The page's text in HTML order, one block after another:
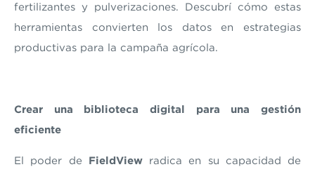
fertilizantes y pulverizaciones. Descubrí cómo estas
herramientas convierten los datos en estrategias
productivas para la campaña agrícola.
Crear una biblioteca digital para una gestión
eficiente
El poder de FieldViewradica en su capacidad de